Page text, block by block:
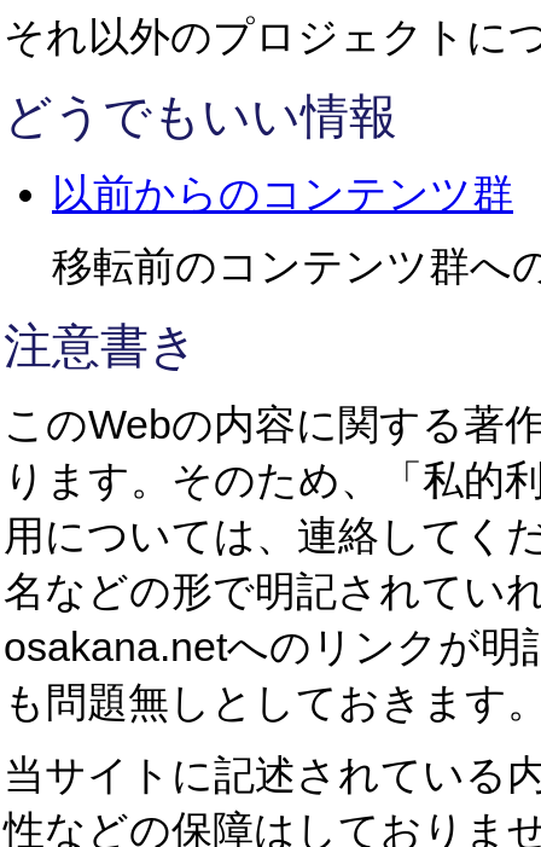
それ以外のプロジェクトに
どうでもいい情報
以前からのコンテンツ群
移転前のコンテンツ群へ
注意書き
このWebの内容に関する著
ります。そのため、「私的
用については、連絡してく
名などの形で明記されてい
osakana.netへのリンクが
も問題無しとしておきます
当サイトに記述されている
性などの保障はしておりま